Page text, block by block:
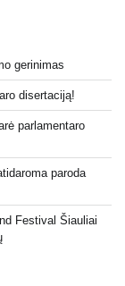
gerinimas
disertaciją!
parlamentaro
paroda
Festival Šiauliai